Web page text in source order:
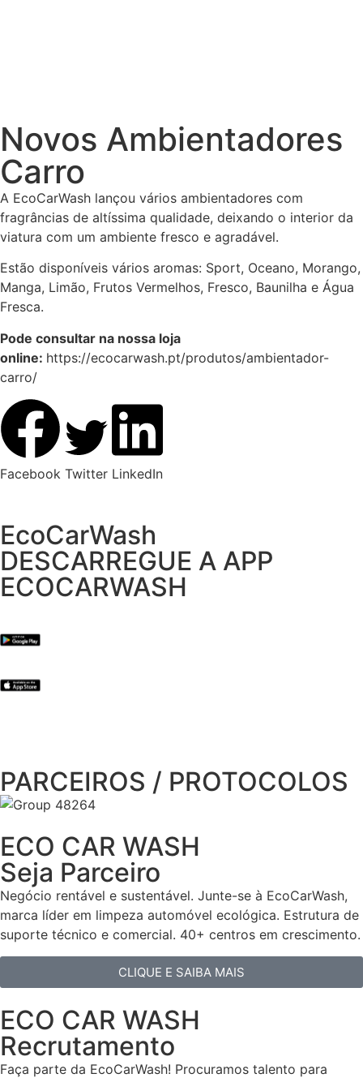
Novos Ambientadores
Carro
A EcoCarWash lançou vários ambientadores com
fragrâncias de altíssima qualidade, deixando o interior da
viatura com um ambiente fresco e agradável.
Estão disponíveis vários aromas: Sport, Oceano, Morango,
Manga, Limão, Frutos Vermelhos, Fresco, Baunilha e Água
Fresca.
Pode consultar na nossa loja
online: https://ecocarwash.pt/produtos/ambientador-
carro/
Facebook Twitter LinkedIn
EcoCarWash
DESCARREGUE A APP
ECOCARWASH
PARCEIROS / PROTOCOLOS
ECO CAR WASH
Seja Parceiro
Negócio rentável e sustentável. Junte-se à EcoCarWash,
marca líder em limpeza automóvel ecológica. Estrutura de
suporte técnico e comercial. 40+ centros em crescimento.
CLIQUE E SAIBA MAIS
ECO CAR WASH
Recrutamento
Faça parte da EcoCarWash! Procuramos talento para